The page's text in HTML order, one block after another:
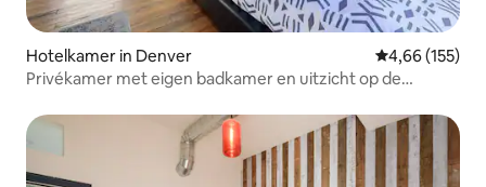
Hotelkamer in Denver Gemiddelde
4,66 (155)
Privékamer met eigen badkamer en uitzicht op de